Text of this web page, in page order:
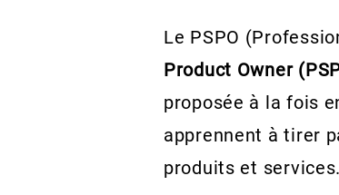
Le PSPO
Product Owner
proposée à la fois
apprennent à tirer
produits et services.